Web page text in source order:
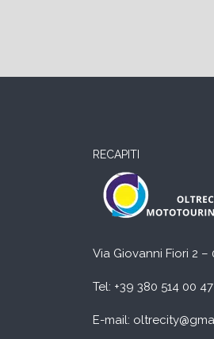
RECAPITI
Via Giovanni Fiori 2 –
Tel: +39 380 514 00 47
E-mail: